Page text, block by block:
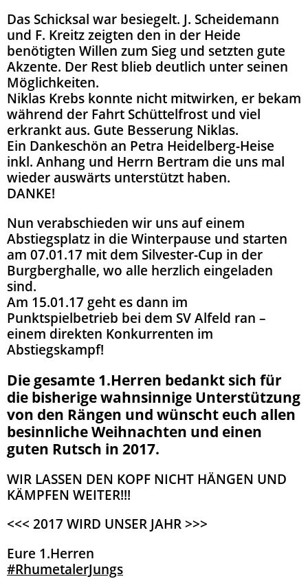
Das Schicksal war besiegelt. J. Scheidemann
und F. Kreitz zeigten den in der Heide
benötigten Willen zum Sieg und setzten gute
Akzente. Der Rest blieb deutlich unter seinen
Möglichkeiten.
Niklas Krebs konnte nicht mitwirken, er bekam
während der Fahrt Schüttelfrost und viel
erkrankt aus. Gute Besserung Niklas.
Ein Dankeschön an Petra Heidelberg-Heise
inkl. Anhang und Herrn Bertram die uns mal
wieder auswärts unterstützt haben.
DANKE!
Nun verabschieden wir uns auf einem
Abstiegsplatz in die Winterpause und starten
am 07.01.17 mit dem Silvester-Cup in der
Burgberghalle, wo alle herzlich eingeladen
sind.
Am 15.01.17 geht es dann im
Punktspielbetrieb bei dem SV Alfeld ran –
einem direkten Konkurrenten im
Abstiegskampf!
Die gesamte 1.Herren bedankt sich für
die bisherige wahnsinnige Unterstützung
von den Rängen und wünscht euch allen
besinnliche Weihnachten und einen
guten Rutsch in 2017.
WIR LASSEN DEN KOPF NICHT HÄNGEN UND
KÄMPFEN WEITER!!!
<<< 2017 WIRD UNSER JAHR >>>
Eure 1.Herren
#RhumetalerJungs